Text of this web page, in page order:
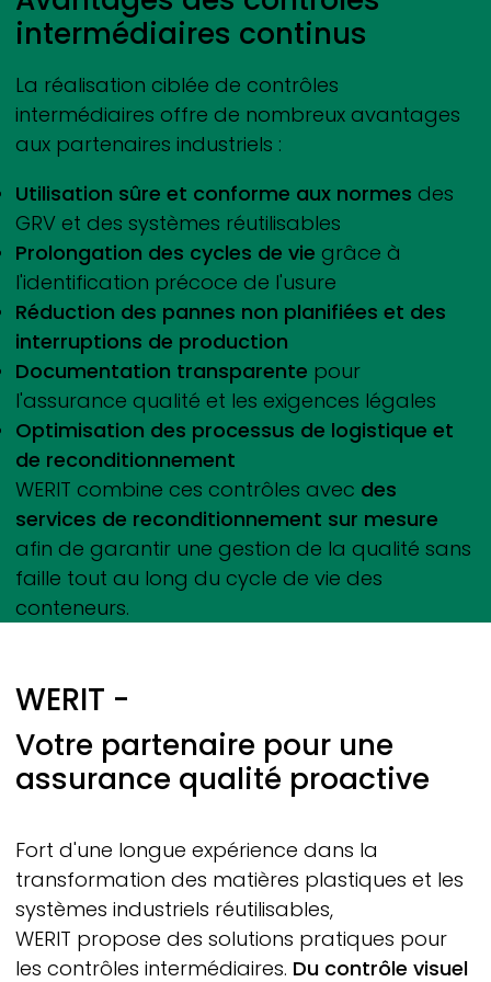
intermédiaires continus
La réalisation ciblée de contrôles
intermédiaires offre de nombreux avantages
aux partenaires industriels :
Utilisation sûre et conforme aux normes des
GRV et des systèmes réutilisables
Prolongation des cycles de vie grâce à
l'identification précoce de l'usure
Réduction des pannes non planifiées et des
interruptions de production
Documentation transparente pour
l'assurance qualité et les exigences légales
Optimisation des processus de logistique et
de reconditionnement
WERIT combine ces contrôles avec des
services de reconditionnement sur mesure
afin de garantir une gestion de la qualité sans
faille tout au long du cycle de vie des
conteneurs.
WERIT -
Votre partenaire pour une
assurance qualité proactive
Fort d'une longue expérience dans la
transformation des matières plastiques et les
systèmes industriels réutilisables,
WERIT propose des solutions pratiques pour
les contrôles intermédiaires. Du contrôle visuel